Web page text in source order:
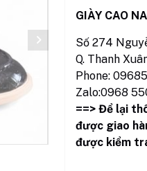
GIÀY CAO
Số 274
Q. Thanh
Phone:
Zalo:0968
==> Để lại
được giao
được kiểm